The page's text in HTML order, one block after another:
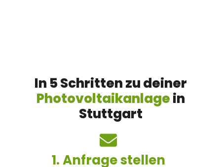
In 5 Schritten zu deiner
Photovoltaikanlagein
Stuttgart
1. Anfrage stellen